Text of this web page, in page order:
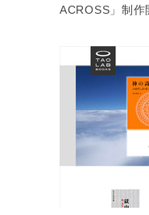
ACROSS」制作